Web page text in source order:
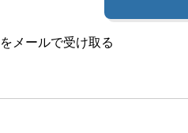
メールで受け取る